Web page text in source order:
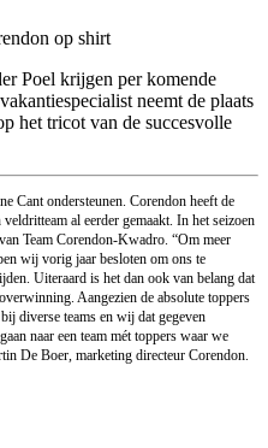
Poel krijgen per komende
neemt de plaats
het tricot van de succesvolle
Cant ondersteunen. Corendon heeft de
al eerder gemaakt. In het seizoen
Team Corendon-Kwadro. “Om meer
wij vorig jaar besloten om ons te
Uiteraard is het dan ook van belang dat
Aangezien de absolute toppers
diverse teams en wij dat gegeven
naar een team mét toppers waar we
De Boer, marketing directeur Corendon.